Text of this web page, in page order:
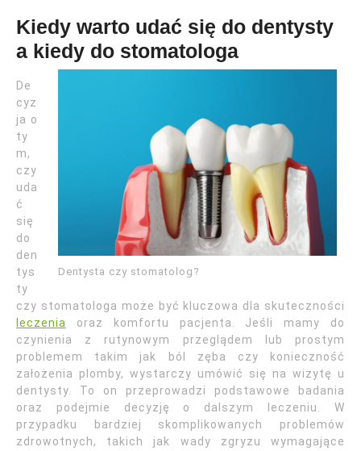
Kiedy warto udać się do dentysty
a kiedy do stomatologa
Dentysta czy stomatolog?
De
cyz
ja o
ty
m,
czy
uda
ć
się
do
den
tys
ty
czy stomatologa może być kluczowa dla skuteczności
leczenia
oraz komfortu pacjenta. Jeśli mamy do
czynienia z rutynowym przeglądem lub prostym
problemem takim jak ból zęba czy konieczność
założenia plomby, wystarczy umówić się na wizytę u
dentysty. To on przeprowadzi podstawowe badania
oraz podejmie decyzję o dalszym leczeniu. W
przypadku bardziej skomplikowanych problemów
zdrowotnych, takich jak wady zgryzu wymagające